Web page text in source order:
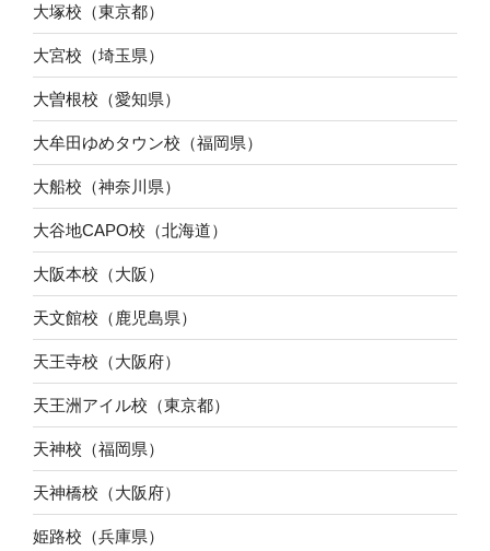
大塚校（東京都）
大宮校（埼玉県）
大曽根校（愛知県）
大牟田ゆめタウン校（福岡県）
大船校（神奈川県）
大谷地CAPO校（北海道）
大阪本校（大阪）
天文館校（鹿児島県）
天王寺校（大阪府）
天王洲アイル校（東京都）
天神校（福岡県）
天神橋校（大阪府）
姫路校（兵庫県）